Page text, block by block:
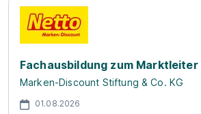
Fachausbildung zum
Marken-Discount Stiftung & Co. KG
01.08.2026